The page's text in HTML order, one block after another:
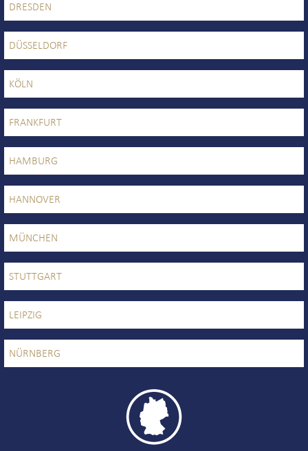
KONTAKT
TELEFON & E-MAIL
SCHNELLANFRAGE / BUCHUNG
UNTERNEHMEN
TEAM
BEWERTUNGEN
PARTNER UND KOOPERATIONEN
DRESDEN
DÜSSELDORF
KÖLN
FRANKFURT
HAMBURG
HANNOVER
MÜNCHEN
STUTTGART
LEIPZIG
NÜRNBERG
